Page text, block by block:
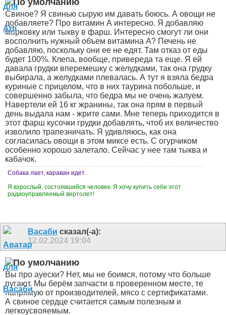
Свиное? Я свинью сырую им давать боюсь. А овощи не
добавляете? Про витамин А интересно. Я добавляю
морковку или тыкву в фарш. Интересно смогут ли они
восполнить нужный объем витамина А? Печень не
добавляю, поскольку они ее не едят. Там отказ от еды
будет 100%. Клепа, вообще, привереда та еще. Я ей
давала грудки вперемешку с желудками, так она грудку
выбирала, а желудками плевалась. А тут я взяла бедра
куриные с прицелом, что в них таурина побольше, и
совершенно забыла, что бедра мы не очень жалуем.
Навертели ей 16 кг жранины, так она прям в первый
день выдала нам - жрите сами. Мне теперь приходится в
этот фарш кусочки грудки добавлять, чтоб их величество
изволило трапезничать. Я удивляюсь, как она
согласилась овощи в этом миксе есть. С огурчиком
особенно хорошо залетало. Сейчас у нее там тыква и
кабачок.
Собака лает, караван идет.
Я взрослый, состоявшийся человек. Я хочу купить себе этот
радиоуправляемый вертолет!
Васаби сказал(-а):
12.02.2024 19:04
Вы про ауески? Нет, мы не боимся, потому что больше
пугают. Мы берём запчасти в проверенном месте, те
напрямую от производителей, мясо с сертификатами.
А свиное сердце считается самым полезным и
легкоусвояемым.